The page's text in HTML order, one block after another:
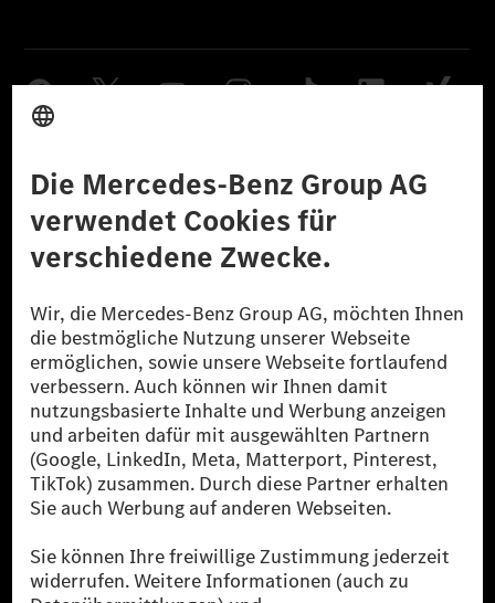
Datenschutz Lizenzhinweise Dritter Barrierefreiheit
© 2026 Mercedes-Benz Group AG. Alle Rechte vorbehalten.
[1] Bilanziell CO₂-neutral bedeutet, dass nicht vermiedene oder nicht
reduzierte CO₂-Emissionen bei der Mercedes-Benz Group durch
zertifizierte Ausgleichsprojekte kompensiert werden.
[2] Renewable Charging ist ein integraler Bestandteil von MB.CHARGE
Public in Europa, den USA, Kanada und China. Sofern an der jeweiligen
Ladestation noch kein Strom aus erneuerbaren Energien vorliegt,
verwendet Renewable Charging Grünstromzertifikate*. Diese stellen
sicher, dass für Ladevorgänge über MB.CHARGE Public eine äquivalente
Strommenge aus erneuerbaren Energien ins Stromnetz eingespeist wird.
* Inkl. EKOenergy Ökolabel
* Die angegebenen Werte wurden nach dem vorgeschriebenen